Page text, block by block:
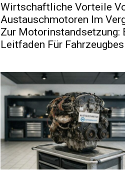
Wirtschaftliche Vorteile
Austauschmotoren Im
Zur Motorinstandsetzung:
Leitfaden Für